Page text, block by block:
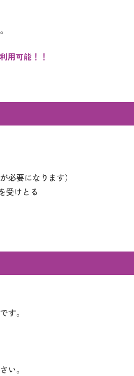
用可能！！
要になります）
受けとる
す。
い。